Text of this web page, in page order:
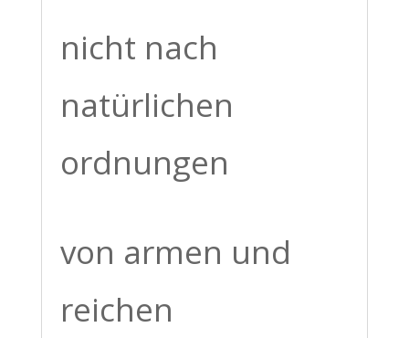
nicht nach
natürlichen
ordnungen
von armen und
reichen